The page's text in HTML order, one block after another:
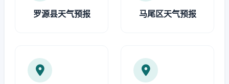
罗源县天气预报 马尾区天气预报